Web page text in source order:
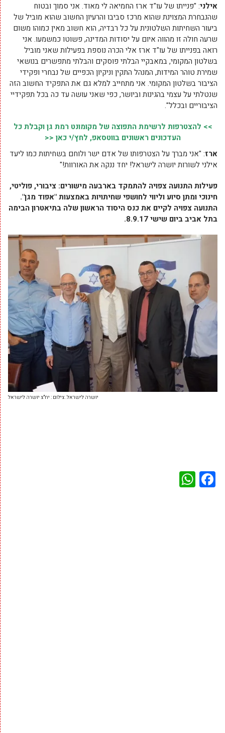
אילני: "פנייתו של עו"ד ארז החמיאה לי מאוד. אני סמוך ובטוח
שהנבחרת המצוינת שהוא מרכז סביבו והרעיון החשוב שהוא מוביל של
ביעור השחיתות השלטונית על כל רבדיה, הוא חשוב מאין כמוהו משום
שרעה חולה זו מהווה איום על יסודות המדינה, פשוטו כמשמעו. אני
רואה בפנייתו של עו"ד ארז אלי הכרה נוספת בפעילות שאני מוביל
בשלטון המקומי, במאבקיי הבלתי פוסקים והבלתי מתפשרים בנושאי
שמירת טוהר המידות, המנהל התקין וניקיון הכפיים של נבחרי ופקידי
הציבור בשלטון המקומי. אני מתחייב למלא גם את התפקיד החשוב הזה
שנטלתי על עצמי בהגינות וביושר, כפי שאני עושה עד כה בכל תפקידיי
הציבוריים ובכלל".
>> להצטרפות לרשימת התפוצה של מקומונט רמת גן וקבלת כל
העדכונים ראשונים בווטסאפ, לחץ/י כאן <<
ארז: "אני מברך על הצטרפותו של אדם ישר ולוחם בשחיתות כמו ליעד
אילני לשורות יושרה לישראל! יחד ננקה את האורוות!"
פעילות התנועה צפויה להתמקד בארבעה מישורים: ציבורי, פוליטי,
חינוכי ומתן סיוע וליווי לחושפי שחיתויות באמצעות "אפוד מגן".
התנועה צפויה לקיים את כנס היסוד הראשון שלה בתיאטרון הבימה
בתל אביב ביום שישי 8.9.17.
יושרה לישראל. צילום : יח"צ יושרה לישראל
Facebook